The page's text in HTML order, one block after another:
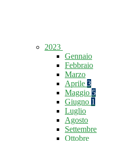
2023
Gennaio
Febbraio
Marzo
Aprile 3
Maggio 5
Giugno 1
Luglio
Agosto
Settembre
Ottobre